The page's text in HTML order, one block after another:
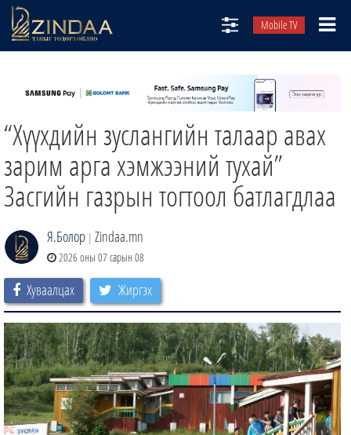
Mobile TV
ТВ8
ӨГЛӨӨНИЙ СОНИН
АУДИО ЗОХИОЛ
ЗИНДАА СЭТГҮҮЛ
“Хүүхдийн зуслангийн талаар авах
зарим арга хэмжээний тухай”
Засгийн газрын тогтоол батлагдлаа
Я.Болор | Zindaa.mn
2026 оны 07 сарын 08
Хуваалцах Жиргэх